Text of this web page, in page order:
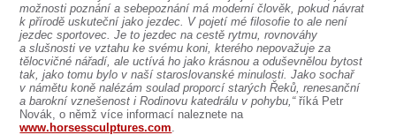
možnosti poznání a sebepoznání má moderní člověk, pokud návrat
k přírodě uskuteční jako jezdec. V pojetí mé filosofie to ale není
jezdec sportovec. Je to jezdec na cestě rytmu, rovnováhy
a slušnosti ve vztahu ke svému koni, kterého nepovažuje za
tělocvičné nářadí, ale uctívá ho jako krásnou a oduševnělou bytost
tak, jako tomu bylo v naší staroslovanské minulosti. Jako sochař
v námětu koně nalézám soulad proporcí starých Řeků, renesanční
a barokní vznešenost i Rodinovu katedrálu v pohybu,“říká Petr
Novák, o němž více informací naleznete na
www.horsessculptures.com.